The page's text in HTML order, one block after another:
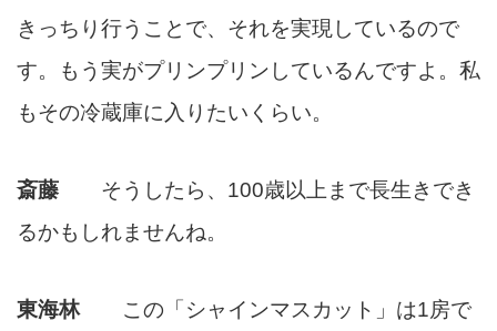
きっちり行うことで、それを実現しているので
す。もう実がプリンプリンしているんですよ。私
もその冷蔵庫に入りたいくらい。
斎藤 そうしたら、100歳以上まで長生きでき
るかもしれませんね。
東海林この「シャインマスカット」は1房で